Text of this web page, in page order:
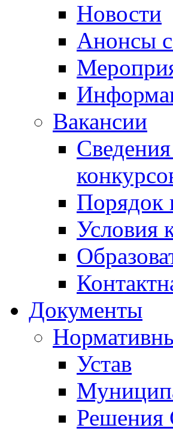
Новости
Анонсы
Вакансии
Порядок
Условия
Документы
Устав
Решения